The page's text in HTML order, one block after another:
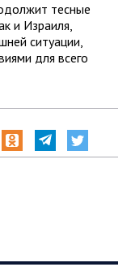
тесные
и Израиля,
ситуации,
для всего